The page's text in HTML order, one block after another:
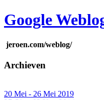
Google
jeroen.com/weblog/
Archieven
20 Mei - 26 Mei 2019